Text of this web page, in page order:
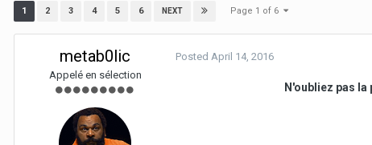
1 2 3 4 5 6 NEXT Page 1 of 6
metab0lic
Appelé en sélection
Posted April 14, 2016
N'oubliez pas